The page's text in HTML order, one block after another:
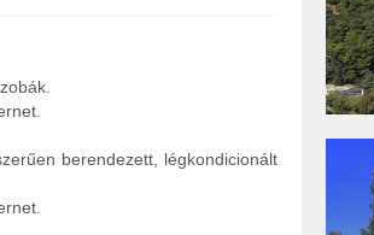
berendezett, légkondicionált